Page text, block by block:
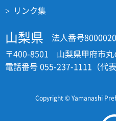
リンク集
山梨県
法人番号
〒400-8501 山梨県甲府市丸
電話番号 055-237-1111（代表
Copyright © Yamanashi